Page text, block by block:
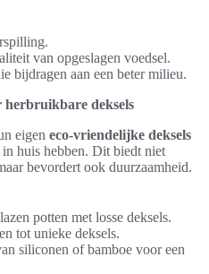
van opgeslagen voedsel.
bijdragen aan een beter milieu.
herbruikbare deksels
eigen eco-vriendelijke deksels
huis hebben. Dit biedt niet
bevordert ook duurzaamheid.
potten met losse deksels.
tot unieke deksels.
siliconen of bamboe voor een